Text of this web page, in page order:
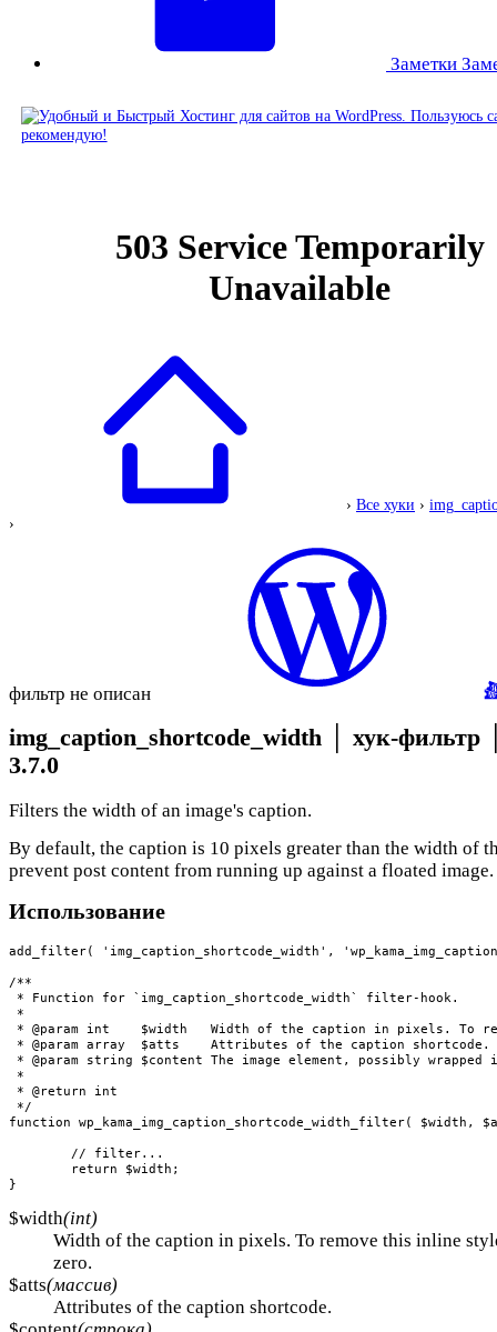
Заметки
› Все хуки ›
›
фильтр не описан
img_caption_shortcode_width хук-фильтр
3.7.0
Filters the width of an image's caption.
By default, the caption is 10 pixels greater than the width of
prevent post content from running up against a floated image.
Использование
add_filter( 'img_caption_shortcode_width',
/**
* Function for `img_caption_shortcode_width` filter-hook.
*
* @param int    $width   Width of the caption in pixels. To
* @param array  $atts    Attributes of the caption shortcode.
* @param string $content The image element, possibly
*
* @return int
*/
function wp_kama_img_caption_shortcode_width_filter( $width,
}
$width(int)
Width of the caption in pixels. To remove this inline
zero.
$atts(массив)
Attributes of the caption shortcode.